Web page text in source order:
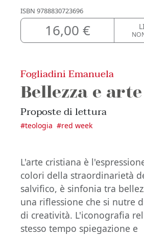
ISBN 9788830723696
16,00 €
Fogliadini Emanuela
Bellezza e
Proposte di lettura
#teologia #red week
L'arte cristiana è
colori della straordinarietà
salvifico, è sinfonia tra
una riflessione che si nutre
di creatività. L'iconografia
stesso tempo spiegazione e